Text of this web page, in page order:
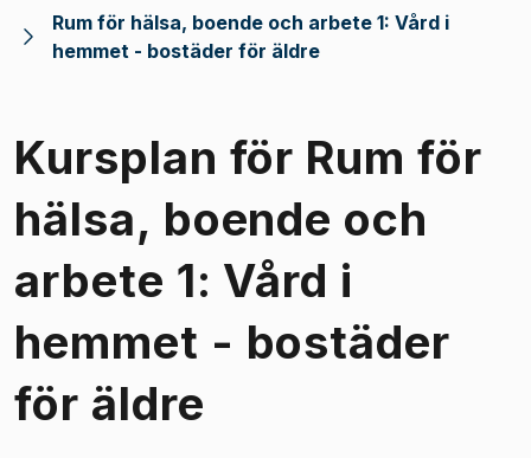
Rum för hälsa, boende och arbete 1: Vård i
hemmet - bostäder för äldre
Kursplan för Rum för
hälsa, boende och
arbete 1: Vård i
hemmet - bostäder
för äldre